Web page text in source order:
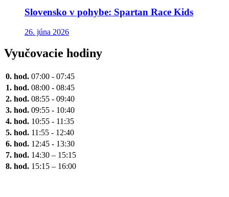
Slovensko v pohybe: Spartan Race Kids
26. júna 2026
Vyučovacie hodiny
0. hod. 07:00 - 07:45
1. hod. 08:00 - 08:45
2. hod. 08:55 - 09:40
3. hod. 09:55 - 10:40
4. hod. 10:55 - 11:35
5. hod. 11:55 - 12:40
6. hod. 12:45 - 13:30
7. hod. 14:30 – 15:15
8. hod. 15:15 – 16:00